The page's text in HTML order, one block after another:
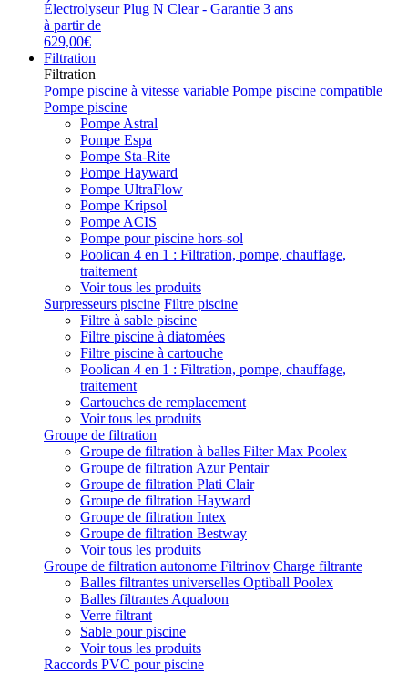
Électrolyseur Plug N Clear - Garantie 3 ans
à partir de
629,00€
Filtration
Filtration
Pompe piscine à vitesse variable Pompe piscine compatible
Pompe piscine
Pompe Astral
Pompe Espa
Pompe Sta-Rite
Pompe Hayward
Pompe UltraFlow
Pompe Kripsol
Pompe ACIS
Pompe pour piscine hors-sol
Poolican 4 en 1 : Filtration, pompe, chauffage,
traitement
Voir tous les produits
Surpresseurs piscine Filtre piscine
Filtre à sable piscine
Filtre piscine à diatomées
Filtre piscine à cartouche
Poolican 4 en 1 : Filtration, pompe, chauffage,
traitement
Cartouches de remplacement
Voir tous les produits
Groupe de filtration
Groupe de filtration à balles Filter Max Poolex
Groupe de filtration Azur Pentair
Groupe de filtration Plati Clair
Groupe de filtration Hayward
Groupe de filtration Intex
Groupe de filtration Bestway
Voir tous les produits
Groupe de filtration autonome Filtrinov Charge filtrante
Balles filtrantes universelles Optiball Poolex
Balles filtrantes Aqualoon
Verre filtrant
Sable pour piscine
Voir tous les produits
Raccords PVC pour piscine